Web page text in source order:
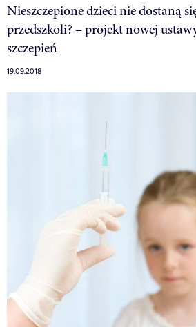
Nieszczepione dzieci nie dostaną
przedszkoli? – projekt nowej
szczepień
19.09.2018